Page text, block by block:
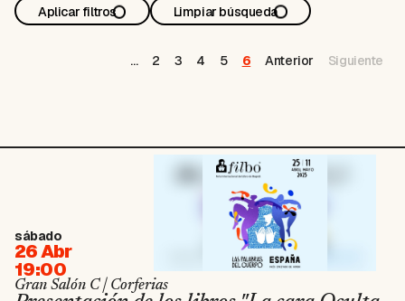
Aplicar filtros Limpiar búsqueda
… 2 3 4 5 6 Anterior Siguiente
sábado
26 Abr
19:00
Gran Salón C | Corferias